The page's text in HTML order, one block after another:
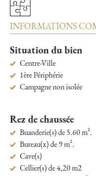
INFORMATIONS
Situation du bien
Centre-Ville
1ère Périphérie
Campagne non isolée
Rez de chaussée
Buanderie(s) de 5.60 m².
Bureau(x) de 9 m².
Cave(s)
Cellier(s) de 4,20 m2